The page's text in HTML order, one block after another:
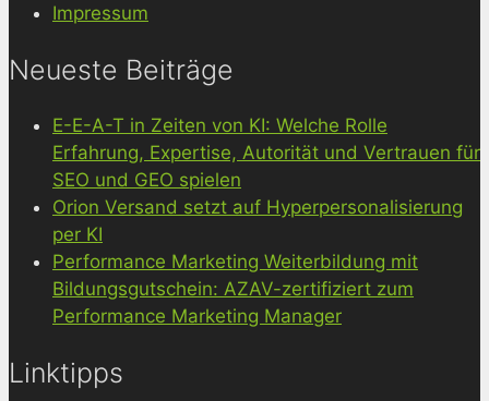
Impressum
Neueste Beiträge
E-E-A-T in Zeiten von KI: Welche Rolle
Erfahrung, Expertise, Autorität und Vertrauen für
SEO und GEO spielen
Orion Versand setzt auf Hyperpersonalisierung
per KI
Performance Marketing Weiterbildung mit
Bildungsgutschein: AZAV-zertifiziert zum
Performance Marketing Manager
Linktipps